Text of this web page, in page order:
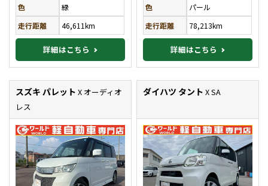
色
緑
走行距離
46,611km
詳細はこちら
色
パール
走行距離
78,213km
詳細はこちら
スズキ パレットX オーディオ
レス
ダイハツ タントX SA